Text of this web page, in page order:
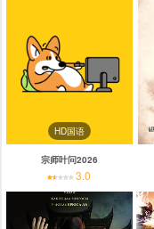
HD国语
宗师叶问2026
3.0